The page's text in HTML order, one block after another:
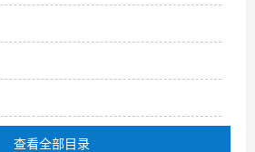
查看全部目录